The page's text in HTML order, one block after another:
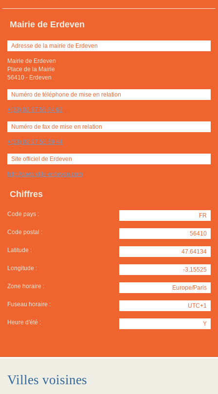
Mairie de Erdeven
Adresse de la mairie de Erdeven
Mairie de Erdeven
Place de la Mairie
56410 - Erdeven
Numéro de téléphone de mise en relation
+(33) 02 97 55 64 62
Numéro de fax de mise en relation
+(33) 02 97 55 69 44
Site officiel de Erdeven
http://www.ville-erdeven.com
Chiffres
Code pays : FR
Code postal : 56410
Latitude : 47.64134
Longitude : -3.15525
Zone horaire : Europe/Paris
Fuseau horaire : UTC+1
Heure d'été : Y
Villes voisines